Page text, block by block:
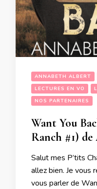
ANNABETH ALBERT
LECTURES EN VO
NOS PARTENAIRES
Want You
Ranch #1)
Salut mes P’tits
allez bien. Je vous
vous parler de